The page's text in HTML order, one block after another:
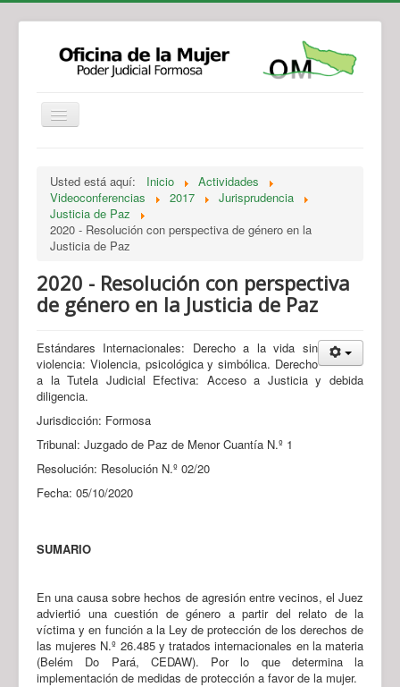
Legislación
Novedades
Recursos y Servicios de Atención
Usted está aquí: Inicio
Actividades
Videoconferencias
2017
Jurisprudencia
Justicia de Paz
2020 - Resolución con perspectiva de género en la
Justicia de Paz
2020 - Resolución con perspectiva
de género en la Justicia de Paz
Estándares Internacionales: Derecho a la vida sin
violencia: Violencia, psicológica y simbólica. Derecho
a la Tutela Judicial Efectiva: Acceso a Justicia y debida
diligencia.
Jurisdicción: Formosa
Tribunal: Juzgado de Paz de Menor Cuantía N.º 1
Resolución: Resolución N.º 02/20
Fecha: 05/10/2020
SUMARIO
En una causa sobre hechos de agresión entre vecinos, el Juez
adviertió una cuestión de género a partir del relato de la
víctima y en función a la Ley de protección de los derechos de
las mujeres N.º 26.485 y tratados internacionales en la materia
(Belém Do Pará, CEDAW). Por lo que determina la
implementación de medidas de protección a favor de la mujer.